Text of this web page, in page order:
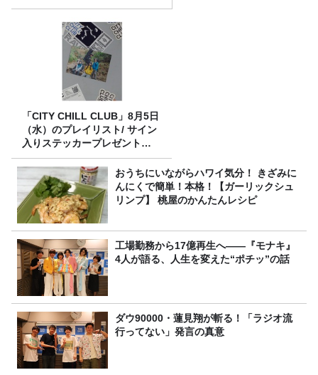
「CITY CHILL CLUB」8月5日
（水）のプレイリスト/ サイン
入りステッカープレゼント有
り
おうちにいながらハワイ気分！ きざみに
んにくで簡単！本格！【ガーリックシュ
リンプ】 桃屋のかんたんレシピ
工場勤務から17億再生へ——『モナキ』
4人が語る、人生を変えた“ポチッ”の話
ダウ90000・蓮見翔が斬る！「ラジオ流
行ってない」発言の真意